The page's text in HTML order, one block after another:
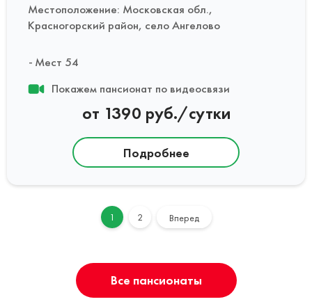
Местоположение: Московская обл.,
Красногорский район, село Ангелово
Мест 54
Покажем пансионат по видеосвязи
от 1390 руб./сутки
Подробнее
1 2 Вперед
Все пансионаты